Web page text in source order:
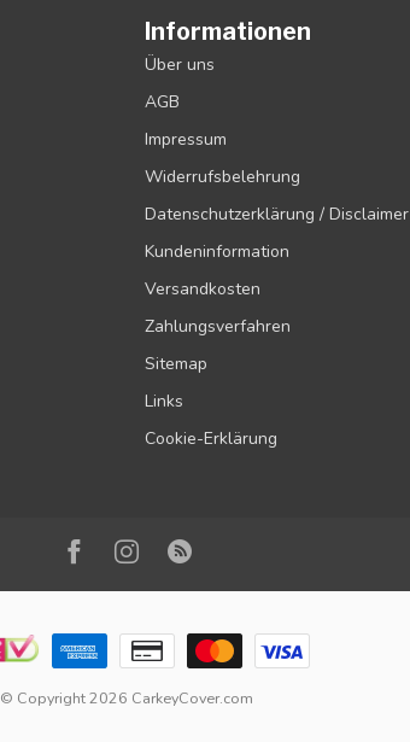
Informationen
Über uns
AGB
Impressum
Widerrufsbelehrung
Datenschutzerklärung / Disclaimer
Kundeninformation
Versandkosten
Zahlungsverfahren
Sitemap
Links
Cookie-Erklärung
© Copyright 2026 CarkeyCover.com